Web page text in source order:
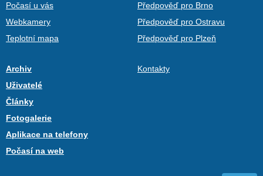
Počasí u vás
Webkamery
Teplotní mapa
Předpověď pro Brno
Předpověď pro Ostravu
Předpověď pro Plzeň
Archiv
Uživatelé
Články
Fotogalerie
Aplikace na telefony
Počasí na web
Kontakty